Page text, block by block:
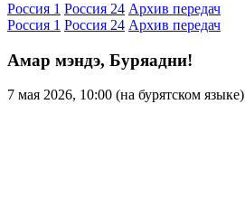
Россия 1 Россия 24 Архив передач
Россия 1 Россия 24 Архив передач
Амар мэндэ, Буряадни!
7 мая 2026, 10:00 (на бурятском языке)